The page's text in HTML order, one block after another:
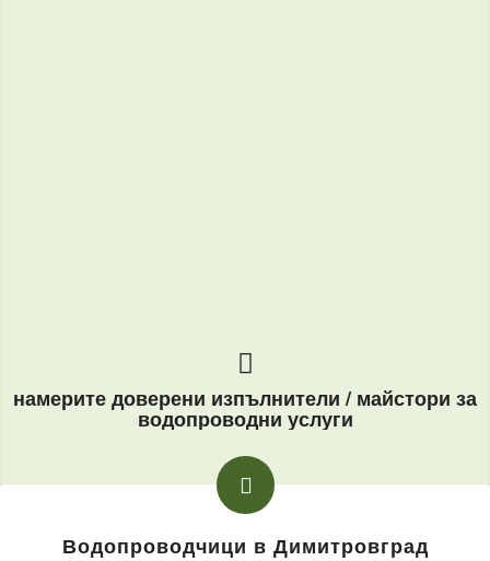
намерите доверени изпълнители / майстори за
водопроводни услуги
Водопроводчици в Димитровград